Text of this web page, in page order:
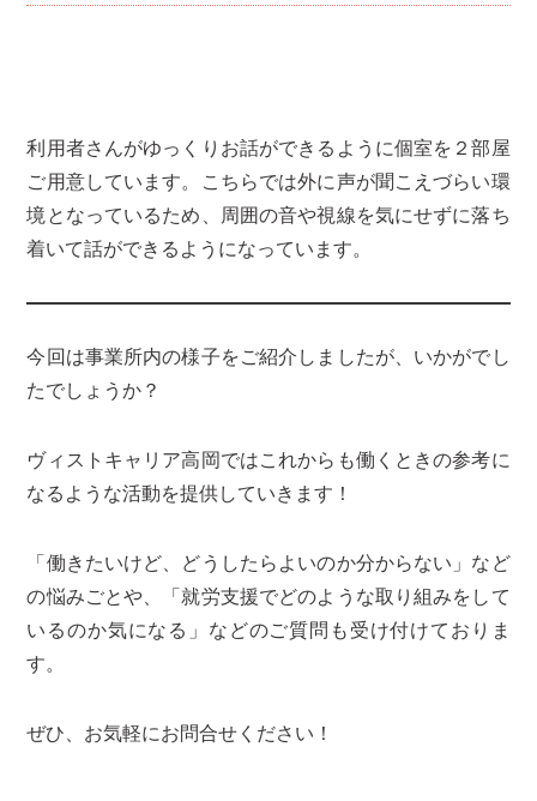
利用者さんがゆっくりお話ができるように個室を２部屋
ご用意しています。こちらでは外に声が聞こえづらい環
境となっているため、周囲の音や視線を気にせずに落ち
着いて話ができるようになっています。
今回は事業所内の様子をご紹介しましたが、いかがでし
たでしょうか？
ヴィストキャリア高岡ではこれからも働くときの参考に
なるような活動を提供していきます！
「働きたいけど、どうしたらよいのか分からない」など
の悩みごとや、「就労支援でどのような取り組みをして
いるのか気になる」などのご質問も受け付けておりま
す。
ぜひ、お気軽にお問合せください！